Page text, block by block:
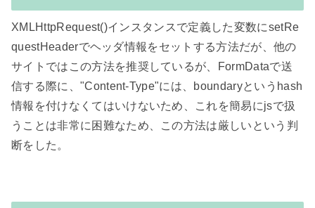
XMLHttpRequest()インスタンスで定義した変数にsetRe
questHeaderでヘッダ情報をセットする方法だが、他の
サイトではこの方法を推奨しているが、FormDataで送
信する際に、"Content-Type"には、boundaryというhash
情報を付けなくてはいけないため、これを簡易にjsで扱
うことは非常に困難なため、この方法は厳しいという判
断をした。